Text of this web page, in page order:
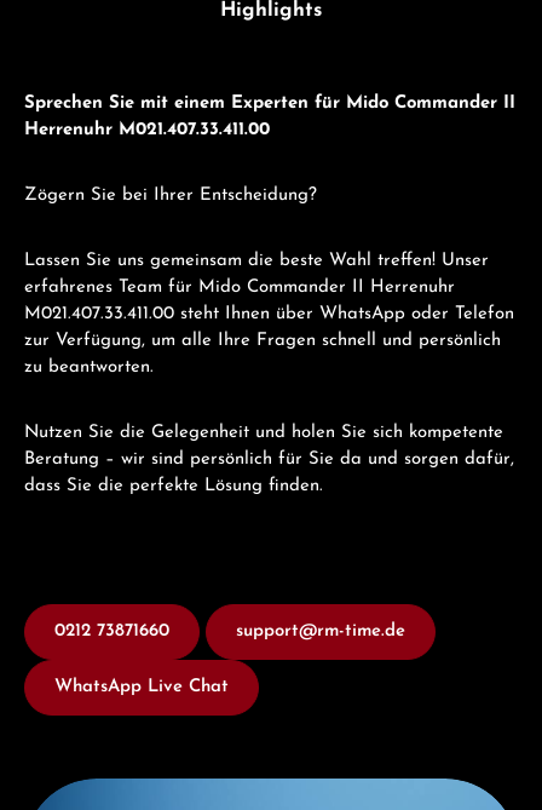
Highlights
Sprechen Sie mit einem Experten für Mido Commander II
Herrenuhr M021.407.33.411.00
Zögern Sie bei Ihrer Entscheidung?
Lassen Sie uns gemeinsam die beste Wahl treffen! Unser
erfahrenes Team für Mido Commander II Herrenuhr
M021.407.33.411.00 steht Ihnen über WhatsApp oder Telefon
zur Verfügung, um alle Ihre Fragen schnell und persönlich
zu beantworten.
Nutzen Sie die Gelegenheit und holen Sie sich kompetente
Beratung – wir sind persönlich für Sie da und sorgen dafür,
dass Sie die perfekte Lösung finden.
0212 73871660 support@rm-time.de
WhatsApp Live Chat
Entdecken Sie Mido